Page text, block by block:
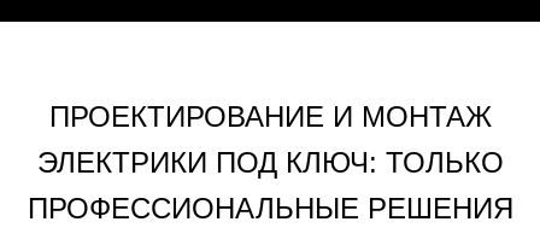
ПРОЕКТИРОВАНИЕ И МОНТАЖ
ЭЛЕКТРИКИ ПОД КЛЮЧ: ТОЛЬКО
ПРОФЕССИОНАЛЬНЫЕ РЕШЕНИЯ